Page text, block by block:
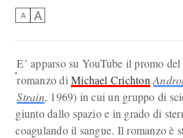
A A
E’ apparso su YouTube il promo
romanzo diMichael Crichton
Strain, 1969) in cui un gruppo di
giunto dallo spazio e in grado di
coagulando il sangue. Il romanzo è